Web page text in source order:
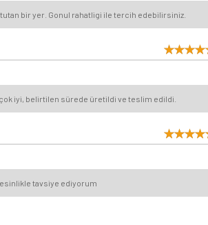
bir yer. Gonul rahatligi ile tercih edebilirsiniz.
iyi, belirtilen sürede üretildi ve teslim edildi.
tavsiye ediyorum